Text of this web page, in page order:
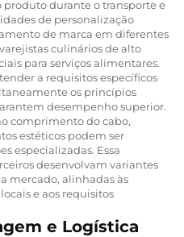
durante o transporte e
de personalização
de marca em diferentes
culinários de alto
para serviços alimentares.
a requisitos específicos
os princípios
desempenho superior.
comprimento do cabo,
estéticos podem ser
especializadas. Essa
desenvolvam variantes
mercado, alinhadas às
e aos requisitos
e Logística